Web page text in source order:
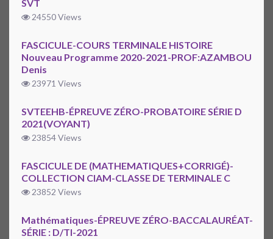
SVT
24550 Views
FASCICULE-COURS TERMINALE HISTOIRE
Nouveau Programme 2020-2021-PROF:AZAMBOU
Denis
23971 Views
SVTEEHB-ÉPREUVE ZÉRO-PROBATOIRE SÉRIE D
2021(VOYANT)
23854 Views
FASCICULE DE (MATHEMATIQUES+CORRIGÉ)-
COLLECTION CIAM-CLASSE DE TERMINALE C
23852 Views
Mathématiques-ÉPREUVE ZÉRO-BACCALAURÉAT-
SÉRIE : D/TI-2021